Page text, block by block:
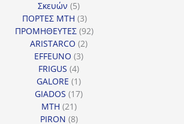
Σκευών 55
προϊόντα
ΠΟΡΤΕΣ MTH 33
προϊόντα
ΠΡΟΜΗΘΕΥΤΕΣ 9292
ARISTARCO 22
EFFEUNO 33
FRIGUS 44
προϊόντα
GALORE 11
προϊόν
GIADOS 1717
MTH 2121
προϊόντα
PIRON 88